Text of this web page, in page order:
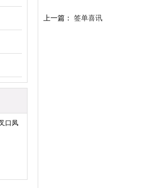
口凤
上一篇： 签单喜讯